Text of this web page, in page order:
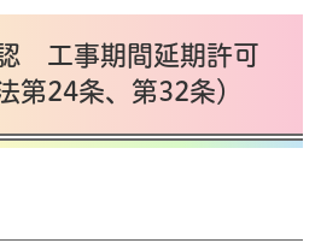
工事期間延期許可
第24条、第32条）